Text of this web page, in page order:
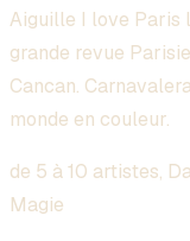
Aiguille I love Paris
grande revue
Cancan.
monde en couleur.
de 5 à 10 artistes,
Magie